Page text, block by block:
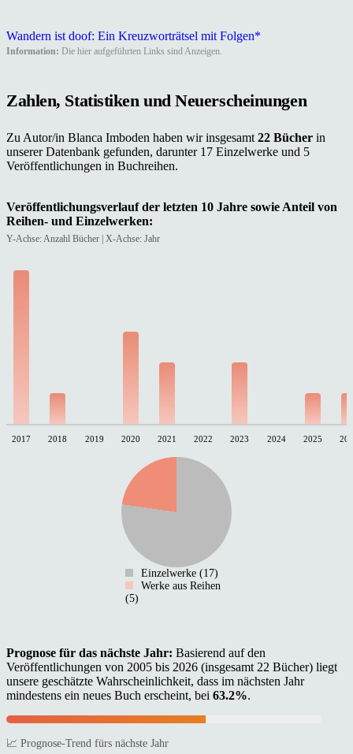
Wandern ist doof: Ein Kreuzworträtsel mit Folgen*
Information: Die hier aufgeführten Links sind Anzeigen.
Zahlen, Statistiken und Neuerscheinungen
Zu Autor/in Blanca Imboden haben wir insgesamt 22 Bücher in
unserer Datenbank gefunden, darunter 17 Einzelwerke und 5
Veröffentlichungen in Buchreihen.
Veröffentlichungsverlauf der letzten 10 Jahre sowie Anteil von
Reihen- und Einzelwerken:
Y-Achse: Anzahl Bücher | X-Achse: Jahr
2017 2018 2019 2020 2021 2022 2023 2024 2025
Einzelwerke (17)
Werke aus Reihen
(5)
Prognose für das nächste Jahr: Basierend auf den
Veröffentlichungen von 2005 bis 2026 (insgesamt 22 Bücher) liegt
unsere geschätzte Wahrscheinlichkeit, dass im nächsten Jahr
mindestens ein neues Buch erscheint, bei 63.2%.
📈 Prognose-Trend fürs nächste Jahr